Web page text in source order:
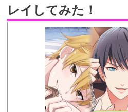
レイしてみた！